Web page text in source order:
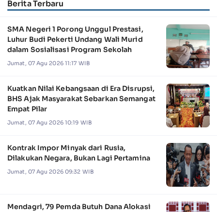
Berita Terbaru
SMA Negeri 1 Porong Unggul Prestasi,
Luhur Budi Pekerti Undang Wali Murid
dalam Sosialisasi Program Sekolah
Jumat, 07 Agu 2026 11:17 WIB
Kuatkan Nilai Kebangsaan di Era Disrupsi,
BHS Ajak Masyarakat Sebarkan Semangat
Empat Pilar
Jumat, 07 Agu 2026 10:19 WIB
Kontrak Impor Minyak dari Rusia,
Dilakukan Negara, Bukan Lagi Pertamina
Jumat, 07 Agu 2026 09:32 WIB
Mendagri, 79 Pemda Butuh Dana Alokasi